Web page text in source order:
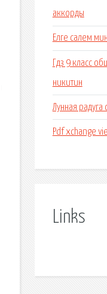
аккорды
Елге салем
Гдз 9 класс
никитин
Лунная радуга
Pdf xchange
Links